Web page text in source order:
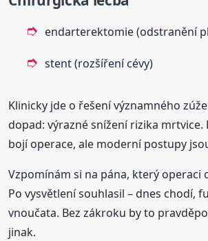
endarterektomie (odstranění
stent (rozšíření cévy)
Klinicky jde o řešení významného
dopad: výrazné snížení rizika mrtvice.
bojí operace, ale moderní postupy
Vzpomínám si na pána, který operaci
Po vysvětlení souhlasil – dnes chodí,
vnoučata. Bez zákroku by to
jinak.